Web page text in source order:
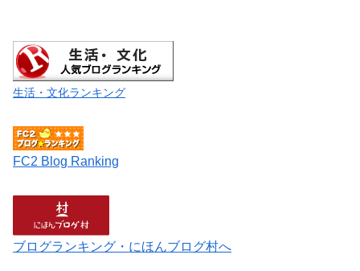
生活・文化ランキング
FC2 Blog Ranking
ブログランキング・にほんブログ村へ